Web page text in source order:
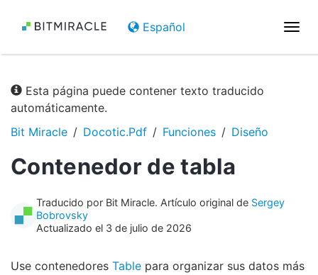
Español
Esta página puede contener texto traducido
automáticamente.
Bit Miracle
Docotic.Pdf Funciones Diseño
Contenedor de tabla
Traducido por Bit Miracle. Artículo original de Sergey
Bobrovsky
Actualizado el 3 de julio de 2026
Use contenedores Table para organizar sus datos más